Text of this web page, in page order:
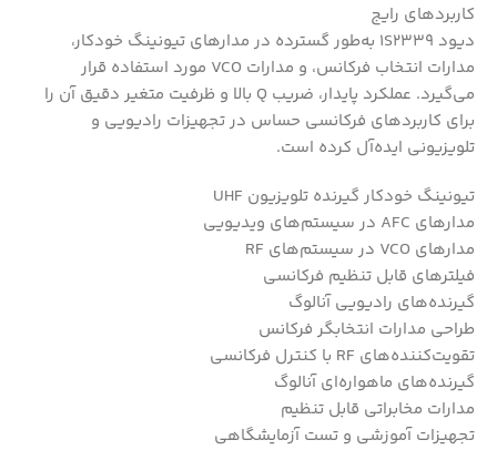
کاربردهای رایج
دیود 1S2339 به‌طور گسترده در مدارهای تیونینگ خودکار،
مدارات انتخاب فرکانس، و مدارات VCO مورد استفاده قرار
می‌گیرد. عملکرد پایدار، ضریب Q بالا و ظرفیت متغیر دقیق آن را
برای کاربردهای فرکانسی حساس در تجهیزات رادیویی و
تلویزیونی ایده‌آل کرده است.
تیونینگ خودکار گیرنده تلویزیون UHF
مدارهای AFC در سیستم‌های ویدیویی
مدارهای VCO در سیستم‌های RF
فیلترهای قابل تنظیم فرکانسی
گیرنده‌های رادیویی آنالوگ
طراحی مدارات انتخابگر فرکانس
تقویت‌کننده‌های RF با کنترل فرکانسی
گیرنده‌های ماهواره‌ای آنالوگ
مدارات مخابراتی قابل تنظیم
تجهیزات آموزشی و تست آزمایشگاهی